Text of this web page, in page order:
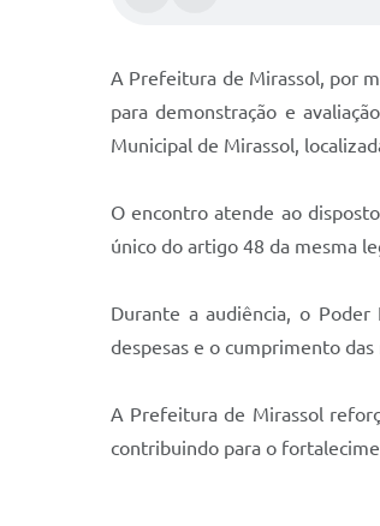
A Prefeitura de Mirassol, por
para demonstração e
Municipal de Mirassol,
O encontro atende ao
único do artigo 48 da mesma
Durante a audiência, o
despesas e o cumprimento
A Prefeitura de Mirassol
contribuindo para o